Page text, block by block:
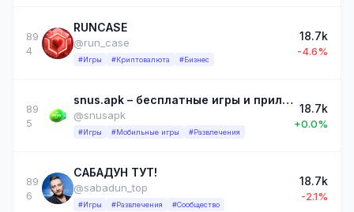
89
4
RUNCASE
@run_case
#Игры #Криптовалюта #Бизнес
18.7k
-4.6%
89
5
snus.apk – бесплатные игры и приложения
@snusapk
#Игры #Мобильные игры #Развлечения
18.7k
+0.0%
89
6
САБАДУН ТУТ!
@sabadun_top
#Игры #Развлечения #Сообщество
18.7k
-2.1%